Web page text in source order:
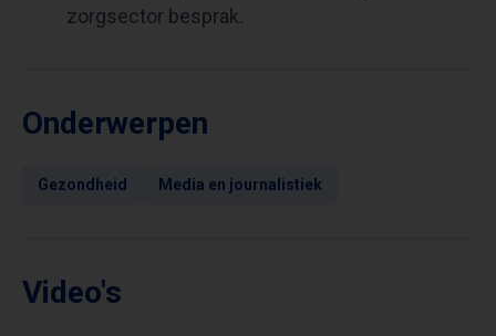
zorgsector besprak.​
Onderwerpen
Gezondheid Media en journalistiek
Video's